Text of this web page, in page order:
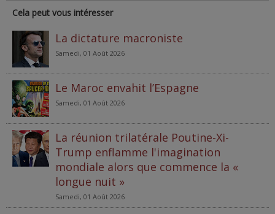
Cela peut vous intéresser
La dictature macroniste
Samedi, 01 Août 2026
Le Maroc envahit l’Espagne
Samedi, 01 Août 2026
La réunion trilatérale Poutine-Xi-
Trump enflamme l'imagination
mondiale alors que commence la «
longue nuit »
Samedi, 01 Août 2026